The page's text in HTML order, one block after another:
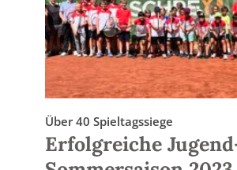
Über 40 Spieltagssiege
Erfolgreiche